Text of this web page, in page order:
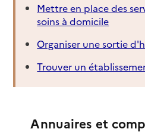
60200-Compiègne
Contact
Site internet
Mis à jour le : 23/07/2026
Mettre en place des
soins à domicile
Organiser une sortie
Trouver un
Annuaires et